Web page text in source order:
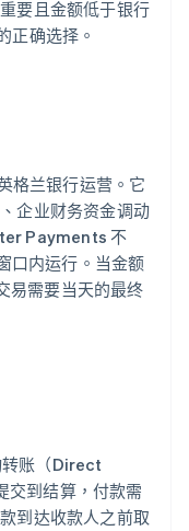
要且金额低于银行
正确选择。
格兰银行运营。它
企业财务资金调动
Payments 不
口内运行。当金额
易需要当天的最终
账（Direct
交到结算，付款需
到达收款人之前取